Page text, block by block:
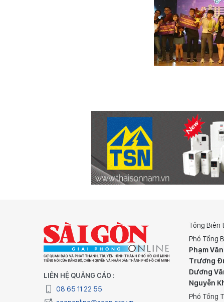
LIÊN HỆ QUẢNG CÁO :
08 65 11 22 55
Tổng Biên
Phó Tổng
Phạm
Trương
Dương
Nguyễn
Phó Tổng